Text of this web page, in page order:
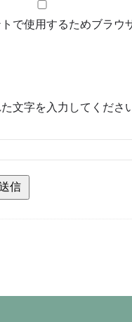
で使用するためブラウ
文字を入力してくださ